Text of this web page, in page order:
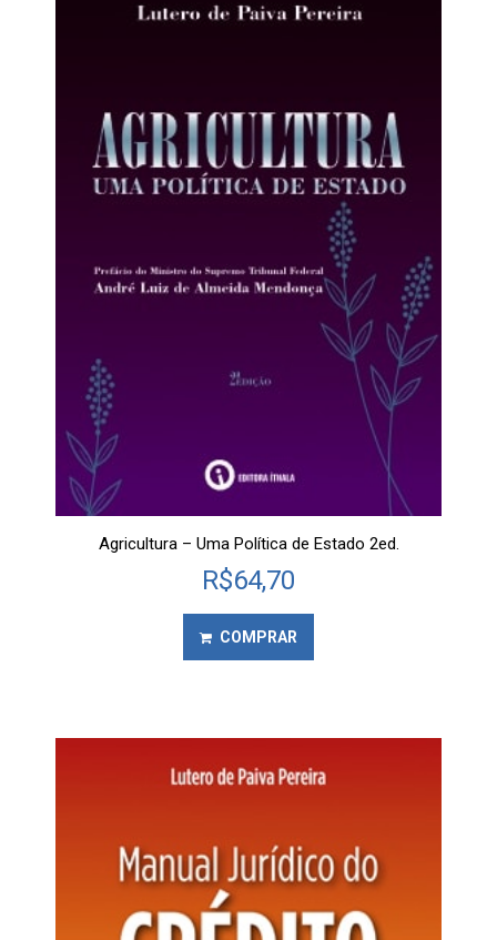
Agricultura – Uma Política de Estado 2ed.
R$64,70
COMPRAR